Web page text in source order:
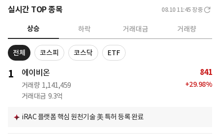
실시간 TOP 종목 08.10 11:45 장중
상승 하락 거래대금 거래량
전체 코스피 코스닥 ETF
1 에이비온
거래량 1,141,459
거래대금 9.3억
841
+29.98%
iRAC 플랫폼 핵심 원천기술 美 특허 등록 완료